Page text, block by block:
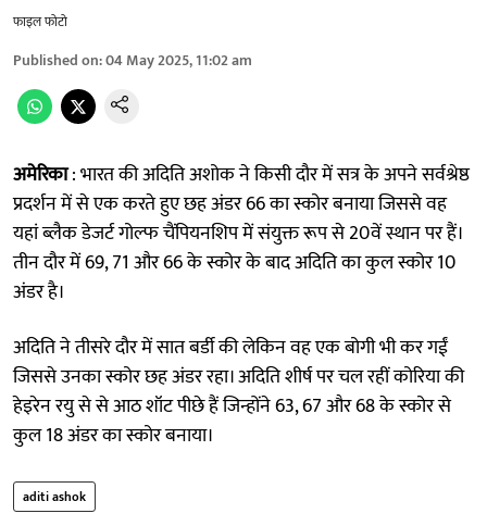
फाइल फोटो
Published on:04 May 2025, 11:02 am
अमेरिका: भारत की अदिति अशोक ने किसी दौर में सत्र के अपने सर्वश्रेष्ठ
प्रदर्शन में से एक करते हुए छह अंडर 66 का स्कोर बनाया जिससे वह
यहां ब्लैक डेजर्ट गोल्फ चैंपियनशिप में संयुक्त रूप से 20वें स्थान पर हैं।
तीन दौर में 69, 71 और 66 के स्कोर के बाद अदिति का कुल स्कोर 10
अंडर है।
अदिति ने तीसरे दौर में सात बर्डी की लेकिन वह एक बोगी भी कर गईं
जिससे उनका स्कोर छह अंडर रहा। अदिति शीर्ष पर चल रहीं कोरिया की
हेइरेन रयु से से आठ शॉट पीछे हैं जिन्होंने 63, 67 और 68 के स्कोर से
कुल 18 अंडर का स्कोर बनाया।
aditi ashok